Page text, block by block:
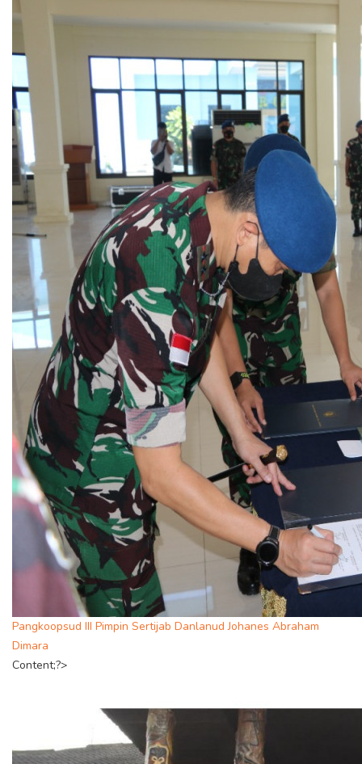
Pangkoopsud III Pimpin Sertijab Danlanud Johanes Abraham
Dimara
Content;?>